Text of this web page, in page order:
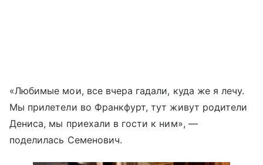
«Любимые мои, все вчера гадали, куда же я лечу.
Мы прилетели во Франкфурт, тут живут родители
Дениса, мы приехали в гости к ним», —
поделилась Семенович.